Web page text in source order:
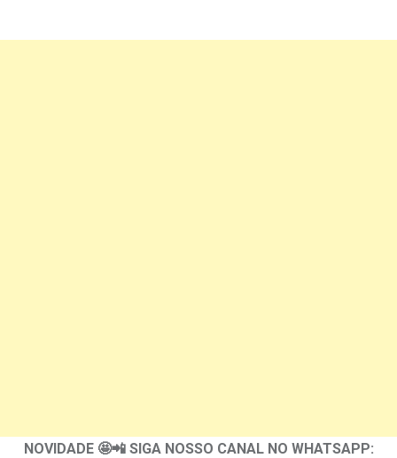
NOVIDADE 🤩📲 SIGA NOSSO CANAL NO WHATSAPP: